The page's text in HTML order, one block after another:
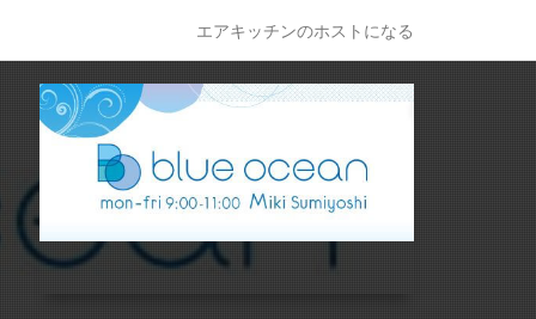
エアキッチンのホストになる